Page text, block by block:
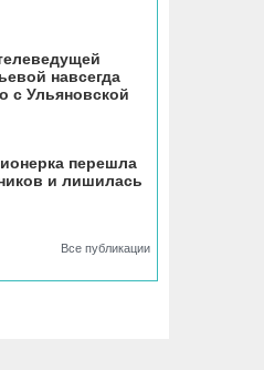
оставили без
воды
продержалась в
почти полчаса
детали
навсегда
с Ульяновской
перешла
и лишилась
Все публикации